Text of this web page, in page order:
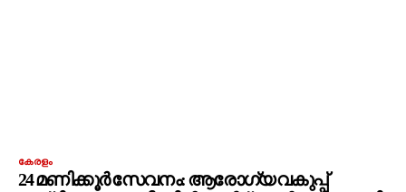
കേരളം
24 മണിക്കൂര്‍ സേവനം: ആരോഗ്യ വകുപ്പ്